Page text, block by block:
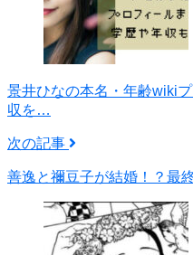
景井ひなの本名・年齢wiki
収を…
次の記事
善逸と禰豆子が結婚！？最